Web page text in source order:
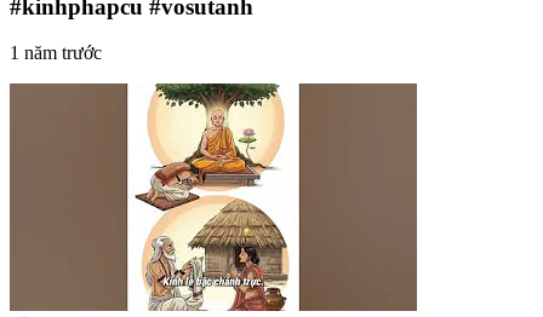
#kinhphapcu #vosutanh
1 năm trước